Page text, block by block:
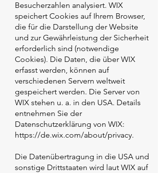
Besucherzahlen analysiert. WIX
speichert Cookies auf Ihrem Browser,
die für die Darstellung der Website
und zur Gewährleistung der Sicherheit
erforderlich sind (notwendige
Cookies). Die Daten, die über WIX
erfasst werden, können auf
verschiedenen Servern weltweit
gespeichert werden. Die Server von
WIX stehen u. a. in den USA. Details
entnehmen Sie der
Datenschutzerklärung von WIX:
https://de.wix.com/about/privacy.
Die Datenübertragung in die USA und
sonstige Drittstaaten wird laut WIX auf